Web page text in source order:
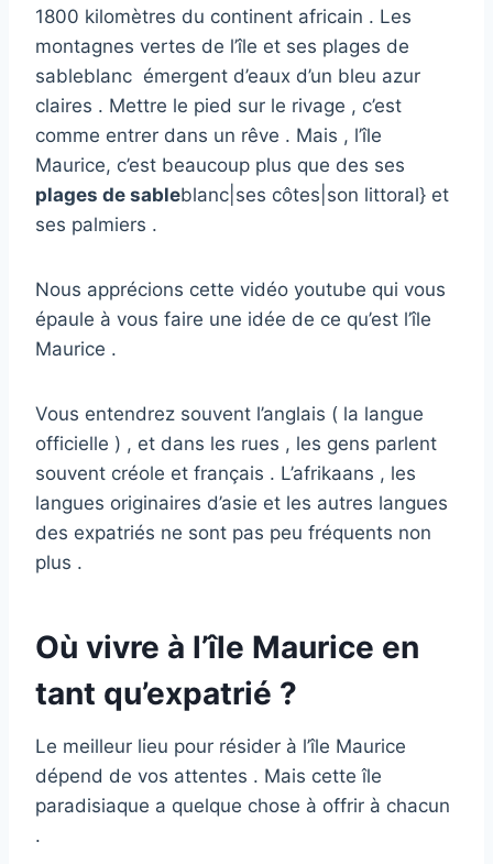
1800 kilomètres du continent africain . Les
montagnes vertes de l’île et ses plages de
sableblanc émergent d’eaux d’un bleu azur
claires . Mettre le pied sur le rivage , c’est
comme entrer dans un rêve . Mais , l’île
Maurice, c’est beaucoup plus que des ses
plages de sableblanc|ses côtes|son littoral} et
ses palmiers .
Nous apprécions cette vidéo youtube qui vous
épaule à vous faire une idée de ce qu’est l’île
Maurice .
Vous entendrez souvent l’anglais ( la langue
officielle ) , et dans les rues , les gens parlent
souvent créole et français . L’afrikaans , les
langues originaires d’asie et les autres langues
des expatriés ne sont pas peu fréquents non
plus .
Où vivre à l’île Maurice en
tant qu’expatrié ?
Le meilleur lieu pour résider à l’île Maurice
dépend de vos attentes . Mais cette île
paradisiaque a quelque chose à offrir à chacun
.